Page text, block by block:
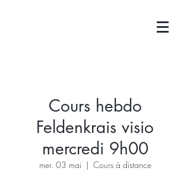
Cours hebdo
Feldenkrais visio
mercredi 9h00
mer. 03 mai
  |
Cours à distance